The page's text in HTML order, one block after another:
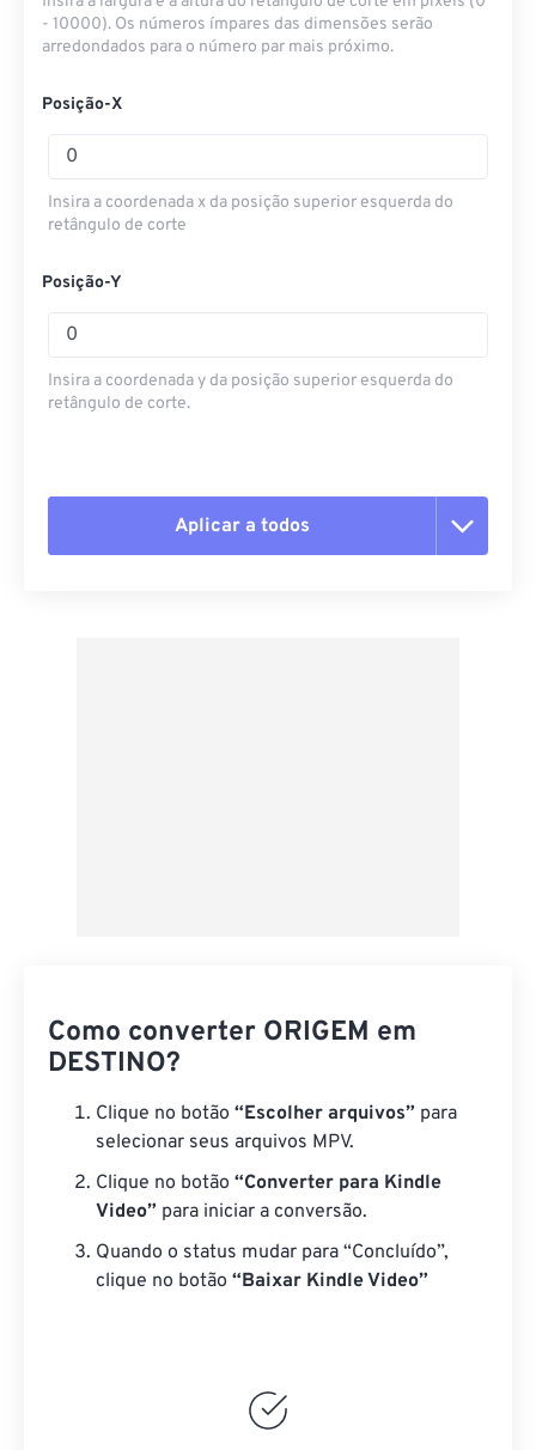
- 10000). Os números ímpares das dimensões serão
arredondados para o número par mais próximo.
Posição-X
Insira a coordenada x da posição superior esquerda do
retângulo de corte
Posição-Y
Insira a coordenada y da posição superior esquerda do
retângulo de corte.
Aplicar a todos
Como converter ORIGEM em
DESTINO?
Clique no botão “Escolher arquivos” para
selecionar seus arquivos MPV.
Clique no botão “Converter para Kindle
Video” para iniciar a conversão.
Quando o status mudar para “Concluído”,
clique no botão “Baixar Kindle Video”